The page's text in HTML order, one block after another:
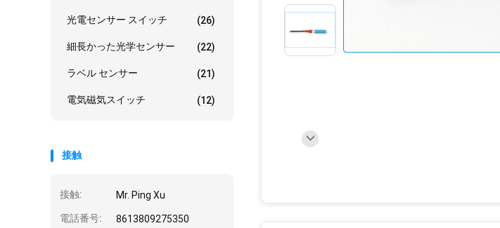
光電センサー スイッチ (26)
細長かった光学センサー (22)
ラベル センサー (21)
電気磁気スイッチ (12)
接触
接触: Mr. Ping Xu
電話番号: 8613809275350